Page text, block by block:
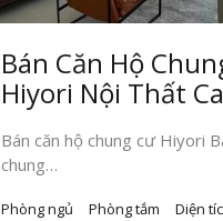
Bán Căn Hộ
Hiyori Nội Thất
Bán căn hộ chung cư Hiyori
chung…
Phòng ngủ
Phòng tắm
Diện